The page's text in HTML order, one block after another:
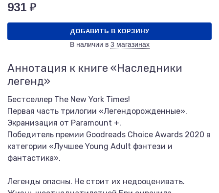
931 ₽
ДОБАВИТЬ В КОРЗИНУ
В наличии в 3 магазинах
Аннотация к книге «Наследники
легенд»
Бестселлер The New York Times!
Первая часть трилогии «Легендорожденные».
Экранизация от Paramount +.
Победитель премии Goodreads Choice Awards 2020 в
категории «Лучшее Young Adult фэнтези и
фантастика».
Легенды опасны. Не стоит их недооценивать.